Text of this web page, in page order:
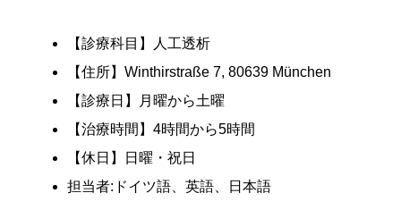
【診療科目】人工透析
【住所】Winthirstraße 7, 80639 München
【診療日】月曜から土曜
【治療時間】4時間から5時間
【休日】日曜・祝日
担当者:ドイツ語、英語、日本語